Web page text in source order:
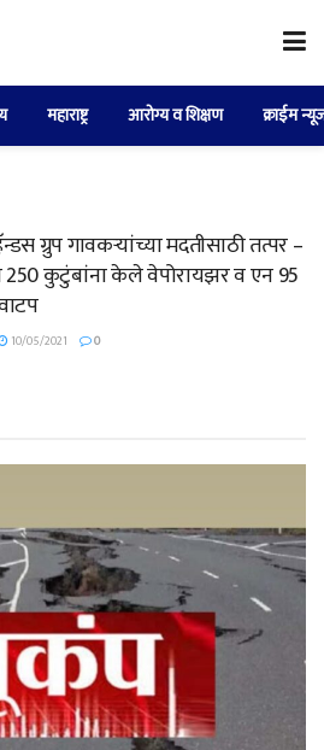
महाराष्ट्र आरोग्य व शिक्षण क्राईम
ग्रुप गावकऱ्यांच्या मदतीसाठी तत्पर –
250 कुटुंबांना केले वेपोरायझर व एन 95
10/05/2021 0